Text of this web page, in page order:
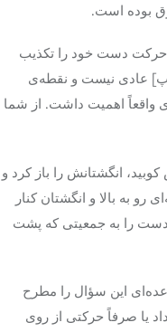
بوده است.
حرکت دست خود را تکذیب
عادی نیست و نقطه‌ی
واقعاً اهمیت داشت. از شما
انگشتانش را باز کرد و
رو به بالا و انگشتان کنار
را به جمعیتی که پشت
این سؤال را مطرح
یا صرفاً حرکتی از روی